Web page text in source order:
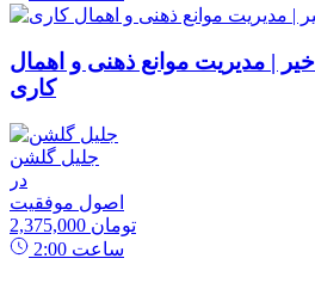
| مدیریت موانع ذهنی و اهمال
کاری
جلیل گلشن
در
اصول موفقیت
2,375,000 تومان
2:00 ساعت